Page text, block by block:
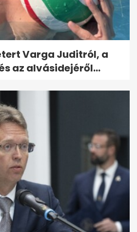
Varga Juditról, a
az alvásidejéről...